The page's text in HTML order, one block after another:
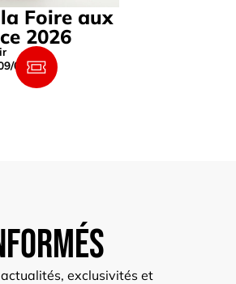
Foire aux
2026
08/2026
exclusivités et